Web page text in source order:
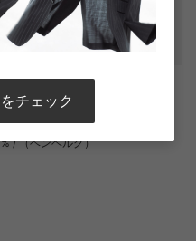
ーベント/ノータック
/ （ベンベルグ）
チェック